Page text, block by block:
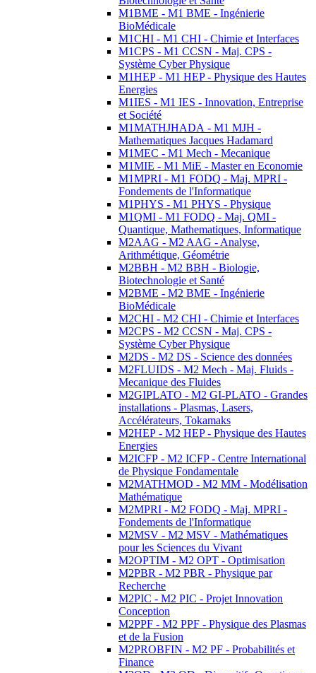
M1BME - M1 BME - Ingénierie
BioMédicale
M1CHI - M1 CHI - Chimie et Interfaces
M1CPS - M1 CCSN - Maj. CPS -
Système Cyber Physique
M1HEP - M1 HEP - Physique des Hautes
Energies
M1IES - M1 IES - Innovation, Entreprise
et Société
M1MATHJHADA - M1 MJH -
Mathematiques Jacques Hadamard
M1MEC - M1 Mech - Mecanique
M1MIE - M1 MiE - Master en Economie
M1MPRI - M1 FODQ - Maj. MPRI -
Fondements de l'Informatique
M1PHYS - M1 PHYS - Physique
M1QMI - M1 FODQ - Maj. QMI -
Quantique, Mathematiques, Informatique
M2AAG - M2 AAG - Analyse,
Arithmétique, Géométrie
M2BBH - M2 BBH - Biologie,
Biotechnologie et Santé
M2BME - M2 BME - Ingénierie
BioMédicale
M2CHI - M2 CHI - Chimie et Interfaces
M2CPS - M2 CCSN - Maj. CPS -
Système Cyber Physique
M2DS - M2 DS - Science des données
M2FLUIDS - M2 Mech - Maj. Fluids -
Mecanique des Fluides
M2GIPLATO - M2 GI-PLATO - Grandes
installations - Plasmas, Lasers,
Accélérateurs, Tokamaks
M2HEP - M2 HEP - Physique des Hautes
Energies
M2ICFP - M2 ICFP - Centre International
de Physique Fondamentale
M2MATHMOD - M2 MM - Modélisation
Mathématique
M2MPRI - M2 FODQ - Maj. MPRI -
Fondements de l'Informatique
M2MSV - M2 MSV - Mathématiques
pour les Sciences du Vivant
M2OPTIM - M2 OPT - Optimisation
M2PBR - M2 PBR - Physique par
Recherche
M2PIC - M2 PIC - Projet Innovation
Conception
M2PPF - M2 PPF - Physique des Plasmas
et de la Fusion
M2PROBFIN - M2 PF - Probabilités et
Finance